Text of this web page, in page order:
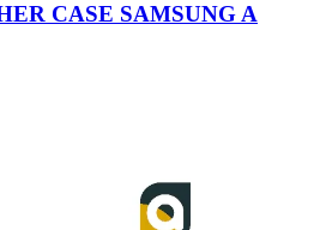
CASE SAMSUNG A